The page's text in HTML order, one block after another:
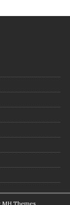
MH Themes